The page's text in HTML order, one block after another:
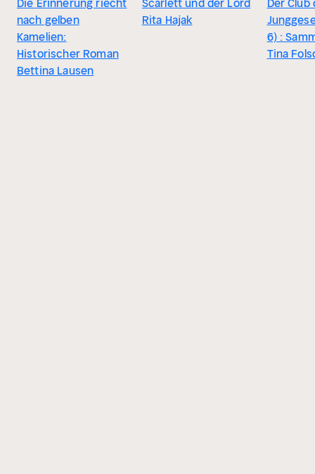
Die Erinnerung riecht
nach gelben
Kamelien:
Historischer Roman
Bettina Lausen
Scarlett und der Lord
Rita Hajak
Der
6) :
Tina